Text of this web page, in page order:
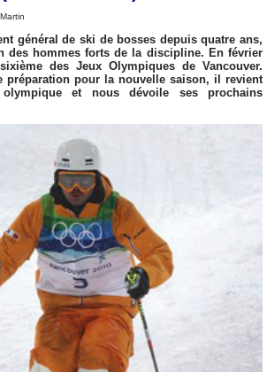
général de ski de bosses depuis quatre ans,
des hommes forts de la discipline. En février
des Jeux Olympiques de Vancouver.
préparation pour la nouvelle saison, il revient
et nous dévoile ses prochains